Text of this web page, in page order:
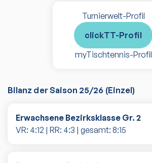
Turnierwelt-Profil
clickTT-Profil
myTischtennis-Profil
Bilanz der Saison 25/26 (Einzel)
Erwachsene Bezirksklasse Gr. 2
VR: 4:12 | RR: 4:3 | gesamt: 8:15